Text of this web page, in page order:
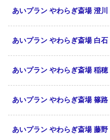
あいプラン やわらぎ斎場 澄川
あいプラン やわらぎ斎場 白石
あいプラン やわらぎ斎場 稲穂
あいプラン やわらぎ斎場 篠路
あいプラン やわらぎ斎場 藤野